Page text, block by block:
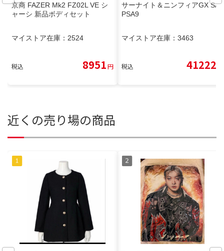
京商 FAZER Mk2 FZ02L VE シ
ャーシ 新品ボディセット
マイストア在庫： 2524
税込 8951円
サーナイト＆ニンフィアGX SA
PSA9
マイストア在庫： 3463
税込 41222
近くの売り場の商品